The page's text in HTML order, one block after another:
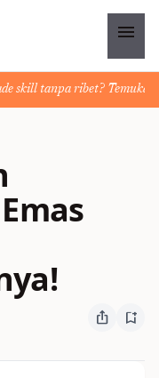
menu
skill tanpa ribet? Temukan
ios_share bookmark_add